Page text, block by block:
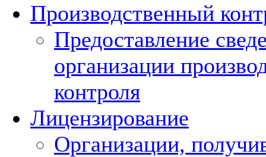
Производственный
Предоставление
организации
контроля
Лицензирование
Организации,